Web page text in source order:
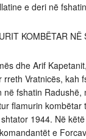
e deri në
KOMBËTAR NË
dhe Arif
rreth Vratnicës, kah
në fshatin Radushë,
flamurin kombëtar
1944. Në
e